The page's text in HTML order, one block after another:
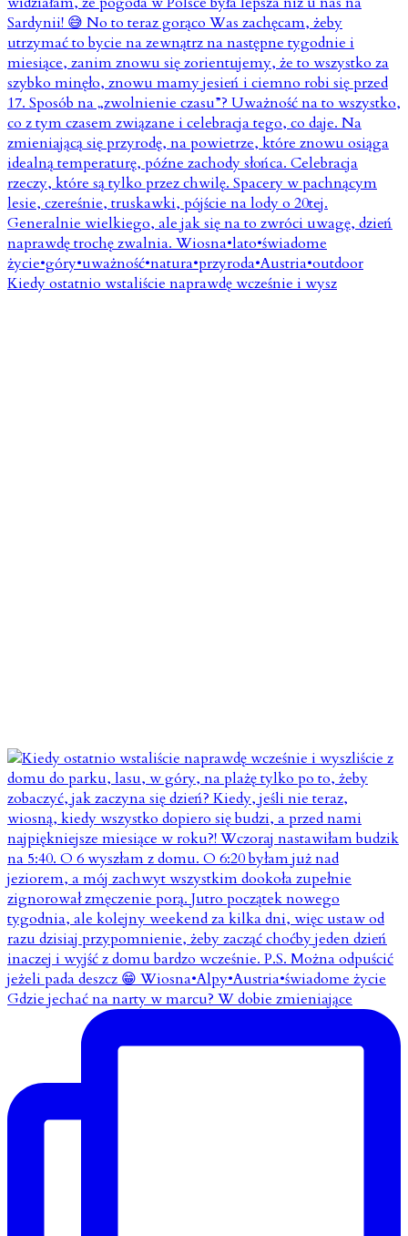
Kiedy ostatnio wstaliście naprawdę wcześnie i wysz
Gdzie jechać na narty w marcu? W dobie zmieniające